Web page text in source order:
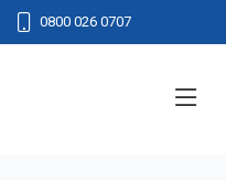
0800 026 0707